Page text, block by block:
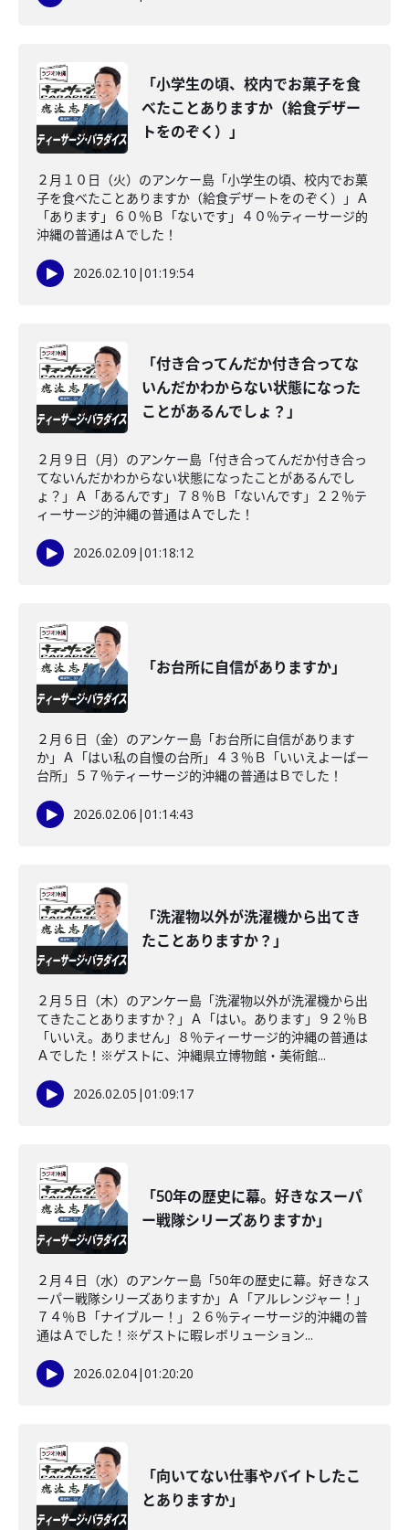
「小学生の頃、校内でお菓子を食
べたことありますか（給食デザー
トをのぞく）」
２月１０日（火）のアンケー島「小学生の頃、校内でお菓
子を食べたことありますか（給食デザートをのぞく）」Ａ
「あります」６０％Ｂ「ないです」４０％ティーサージ的
沖縄の普通はＡでした！
2026.02.10 |01:19:54
「付き合ってんだか付き合ってな
いんだかわからない状態になった
ことがあるんでしょ？」
２月９日（月）のアンケー島「付き合ってんだか付き合っ
てないんだかわからない状態になったことがあるんでし
ょ？」Ａ「あるんです」７８％Ｂ「ないんです」２２％テ
ィーサージ的沖縄の普通はＡでした！
2026.02.09 |01:18:12
「お台所に自信がありますか」
２月６日（金）のアンケー島「お台所に自信があります
か」Ａ「はい私の自慢の台所」４３％Ｂ「いいえよーばー
台所」５７％ティーサージ的沖縄の普通はＢでした！
2026.02.06 |01:14:43
「洗濯物以外が洗濯機から出てき
たことありますか？」
２月５日（木）のアンケー島「洗濯物以外が洗濯機から出
てきたことありますか？」Ａ「はい。あります」９２％Ｂ
「いいえ。ありません」８％ティーサージ的沖縄の普通は
Ａでした！※ゲストに、沖縄県立博物館・美術館...
2026.02.05 |01:09:17
「50年の歴史に幕。好きなスーパ
ー戦隊シリーズありますか」
２月４日（水）のアンケー島「50年の歴史に幕。好きなス
ーパー戦隊シリーズありますか」Ａ「アルレンジャー！」
７４％Ｂ「ナイブルー！」２６％ティーサージ的沖縄の普
通はＡでした！※ゲストに暇レボリューション...
2026.02.04|01:20:20
「向いてない仕事やバイトしたこ
とありますか」